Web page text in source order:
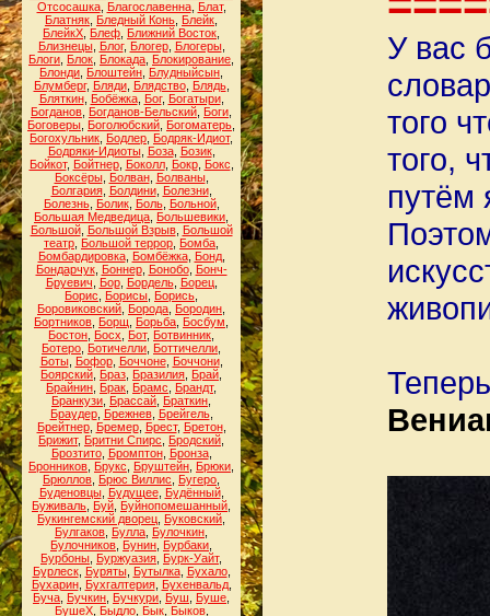
Отсосашка, Благославенна, Блат,
Блатняк Бледный Конь Блейк
БлейкХ Блеф Ближний Восток
Близнецы, Блог, Блогер, Блогеры,
Блоги Блок Блокада Блокирование
Блонди Блоштейн Блудныйсын
Блумберг, Бляди, Блядство, Блядь,
Бляткин, Бобёжка, Бог, Богатыри,
Богданов Богданов-Бельский Боги
Боговеры Боголюбский Богоматерь
Богохульник Бодлер Бодряк-Идиот,
Бодряки-Идиоты, Боза, Бозик,
Бойкот, Бойтнер, Боколл, Бокр, Бокс
Боксёры, Болван, Болваны,
Болгария, Болдини, Болезни,
Болезнь, Болик, Боль, Больной,
Большая Медведица Большевики
Большой, Большой Взрыв, Большой
театр Большой террор Бомба
Бомбардировка, Бомбёжка, Бонд,
Бондарчук, Боннер, Бонобо, Бонч-
Бруевич
Бор, Бордель, Борец,
Борис
Борисы Борись
Боровиковский Борода Бородин
Бортников Борщ Борьба Босбум
Бостон Босх Бот, Ботвинник
Ботеро Ботичелли Боттичелли
Боты, Бофор, Боччоне, Боччони,
Боярский Браз Бразилия Брай
Брайнин Брак Брамс Брандт,
Бранкузи Брассай Браткин
Браудер, Брежнев, Брейгель,
Брейтнер, Бремер, Брест, Бретон,
Брижит, Бритни Спирс Бродский
Брозтито, Бромптон, Бронза,
Бронников Брукс Бруштейн Брюки
Брюллов Брюс Виллис Бугеро
Буденовцы, Будущее, Будённый,
Буживаль Буй Буйнопомешанный
Букингемский дворец Буковский
Булгаков Булла Булочкин
Булочников Бунин Бурбаки
Бурбоны Буржуазия Бурк-Уайт,
Бурлеск, Буряты, Бутылка, Бухало,
Бухарин, Бухгалтерия, Бухенвальд,
Буча Бучкин Бучкури Буш Буше
БушеХ, Быдло, Бык, Быков,
У вас
того
того,
путём